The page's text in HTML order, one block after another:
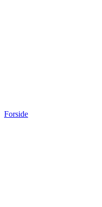
Forside